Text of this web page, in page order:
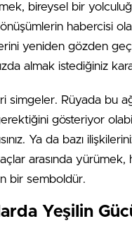
bireysel bir
habercisi
yeniden gözden
almak istediğiniz
simgeler. Rüyada bu
gösteriyor
Ya da bazı
arasında
bir semboldür.
Yeşilin